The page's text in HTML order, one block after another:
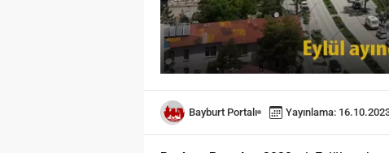
Bayburt Portalı Yayınlama: